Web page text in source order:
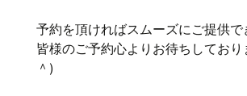
予約を頂ければスムーズにご提供で
皆様のご予約心よりお待ちしてお
＾)